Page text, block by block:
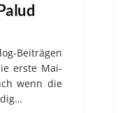
Beiträgen
erste Mai-
wenn die